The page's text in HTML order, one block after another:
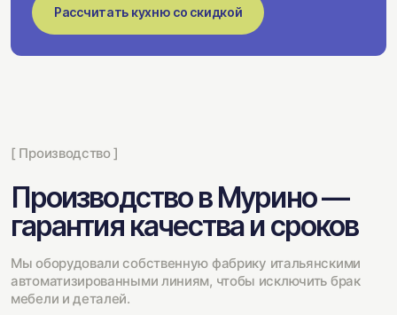
Рассчитать кухню со скидкой
[ Производство ]
Производство в Мурино —
гарантия качества и сроков
Мы оборудовали собственную фабрику итальянскими
автоматизированными линиям, чтобы исключить брак
мебели и деталей.